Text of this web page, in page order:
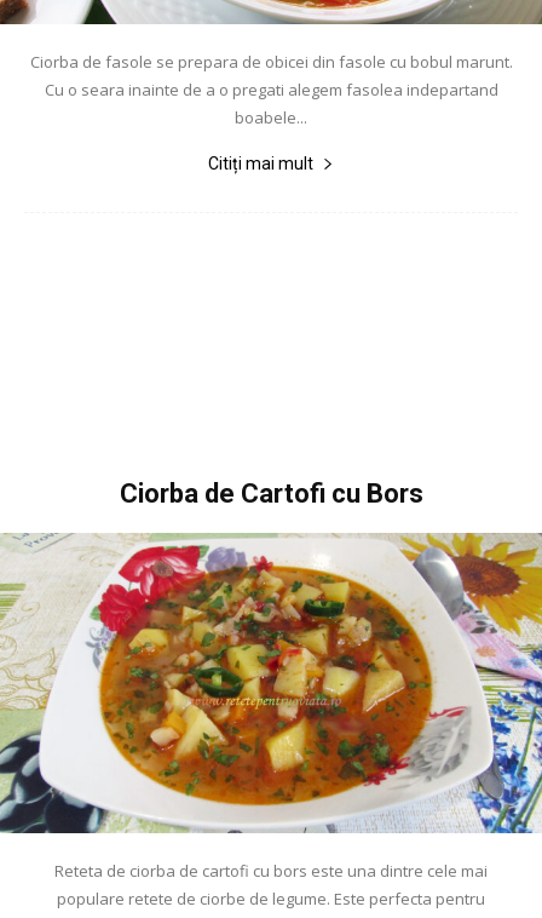
Ciorba de fasole se prepara de obicei din fasole cu bobul marunt.
Cu o seara inainte de a o pregati alegem fasolea indepartand
boabele...
Citiți mai mult
Ciorba de Cartofi cu Bors
Reteta de ciorba de cartofi cu bors este una dintre cele mai
populare retete de ciorbe de legume. Este perfecta pentru